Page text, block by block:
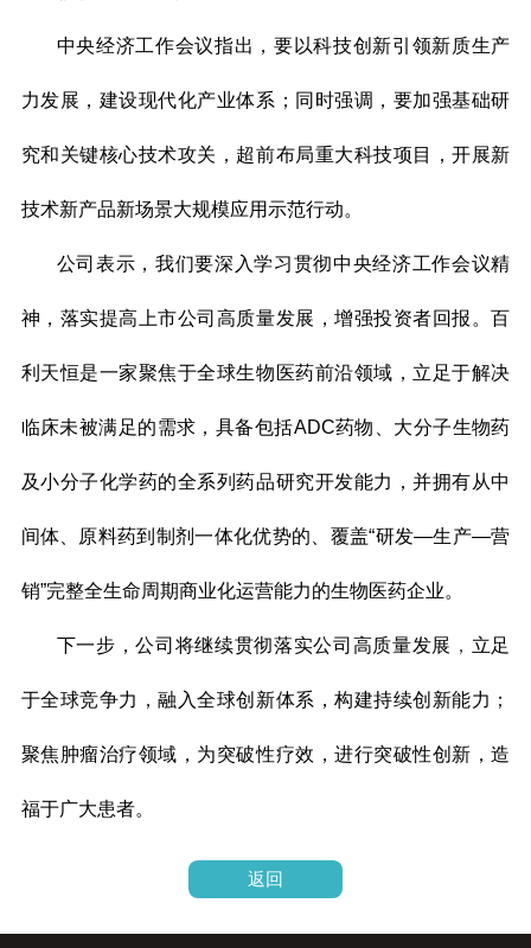
中央经济工作会议指出，要以科技创新引领新质生产
力发展，建设现代化产业体系；同时强调，要加强基础研
究和关键核心技术攻关，超前布局重大科技项目，开展新
技术新产品新场景大规模应用示范行动。
公司表示，我们要深入学习贯彻中央经济工作会议精
神，落实提高上市公司高质量发展，增强投资者回报。百
利天恒是一家聚焦于全球生物医药前沿领域，立足于解决
临床未被满足的需求，具备包括ADC药物、大分子生物药
及小分子化学药的全系列药品研究开发能力，并拥有从中
间体、原料药到制剂一体化优势的、覆盖“研发—生产—营
销”完整全生命周期商业化运营能力的生物医药企业。
下一步，公司将继续贯彻落实公司高质量发展 ， 立足
于全球竞争力，融入全球创新体系，构建持续创新能力；
聚焦肿瘤治疗领域，为突破性疗效，进行突破性创新，造
福于广大患者。
返回